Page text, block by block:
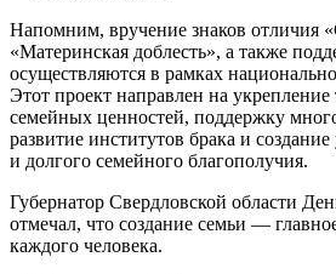
Напомним, вручение знаков отличия
«Материнская доблесть», а также
осуществляются в рамках
Этот проект направлен на
семейных ценностей, поддержку
развитие институтов брака и
и долгого семейного благополучия.
Губернатор Свердловской области
отмечал, что создание семьи —
каждого человека.